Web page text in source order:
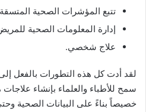
تتبع المؤشرات الصحية
إدارة المعلومات الصحية
علاج شخصي.
لقد أدت كل هذه التطورات بالفعل
سمح للأطباء والعلماء بإنشاء
خصيصاً بناءً على البيانات الصحية